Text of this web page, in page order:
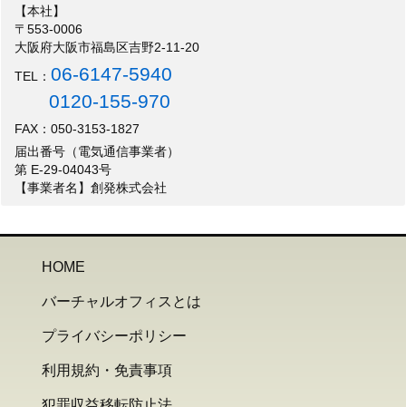
【本社】
〒553-0006
大阪府大阪市福島区吉野2-11-20
TEL：06-6147-5940
0120-155-970
FAX：050-3153-1827
届出番号（電気通信事業者）
第 E-29-04043号
【事業者名】創発株式会社
HOME
バーチャルオフィスとは
プライバシーポリシー
利用規約・免責事項